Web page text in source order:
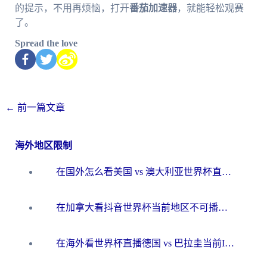
的提示，不用再烦恼，打开番茄加速器，就能轻松观赛
了。
Spread the love
← 前一篇文章
海外地区限制
在国外怎么看美国 vs 澳大利亚世界杯直播？海外党必藏的中文解说观赛指南
在加拿大看抖音世界杯当前地区不可播放？海外党体育观赛终极指南
在海外看世界杯直播德国 vs 巴拉圭当前IP受限制？这篇指南帮你轻松解决地区限制